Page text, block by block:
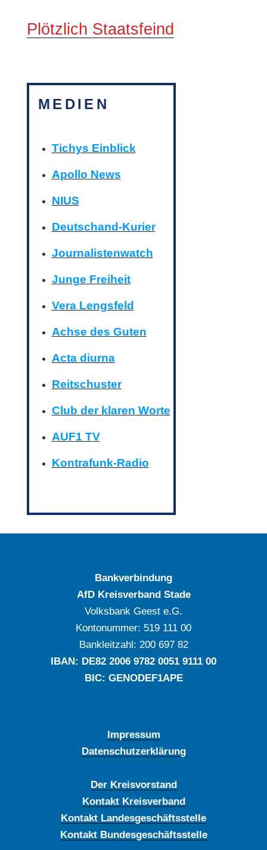
Plötzlich Staatsfeind
MEDIEN
Tichys Einblick
Apollo News
NIUS
Deutschand-Kurier
Journalistenwatch
Junge Freiheit
Vera Lengsfeld
Achse des Guten
Acta diurna
Reitschuster
Club der klaren Worte
AUF1 TV
Kontrafunk-Radio
Bankverbindung
AfD Kreisverband Stade
Volksbank Geest e.G.
Kontonummer: ‍519 111 00
Bankleitzahl: ‍200 697 82
IBAN: DE‍82 ‍2006 ‍9782 ‍0051 ‍9111 ‍00
BIC: GENODEF1APE
Impressum
Datenschutzerklärung
Der Kreisvorstand
Kontakt Kreisverband
Kontakt Landesgeschäftsstelle
Kontakt Bundesgeschäftsstelle